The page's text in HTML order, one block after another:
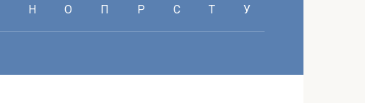
Н О П Р С Т У